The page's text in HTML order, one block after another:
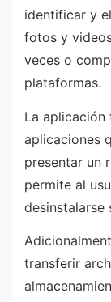
identificar y
fotos y
veces o
plataformas.
La aplicación
aplicaciones
presentar un
permite al
desinstalarse
transferir